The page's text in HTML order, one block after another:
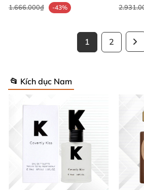
1.666.000₫ -43%
1 2
📂 Kích dục Nam